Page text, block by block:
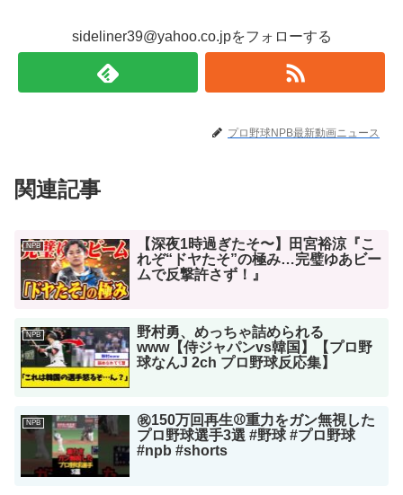
sideliner39@yahoo.co.jpをフォローする
プロ野球NPB最新動画ニュース
関連記事
NPB
【深夜1時過ぎたそ〜】田宮裕涼『こ
れぞ“ドヤたそ”の極み…完璧ゆあビー
ムで反撃許さず！』
NPB
野村勇、めっちゃ詰められる
www【侍ジャパンvs韓国】【プロ野
球なんJ 2ch プロ野球反応集】
NPB
㊗️150万回再生⚾️重力をガン無視した
プロ野球選手3選 #野球 #プロ野球
#npb #shorts